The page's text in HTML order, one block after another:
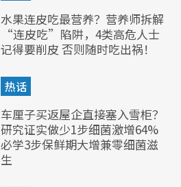
水果连皮吃最营养？营养师拆解
“连皮吃”陷阱，4类高危人士
记得要削皮 否则随时吃出祸！
热话
车厘子买返屋企直接塞入雪柜？
研究证实做少1步细菌激增64%
必学3步保鲜期大增兼零细菌滋
生